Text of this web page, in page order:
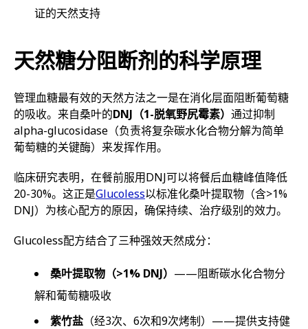
证的天然支持
天然糖分阻断剂的科学原理
管理血糖最有效的天然方法之一是在消化层面阻断葡萄糖
的吸收。来自桑叶的DNJ（1-脱氧野尻霉素） 通过抑制
alpha-glucosidase（负责将复杂碳水化合物分解为简单
葡萄糖的关键酶）来发挥作用。
临床研究表明，在餐前服用DNJ可以将餐后血糖峰值降低
20-30%。这正是Glucoless以标准化桑叶提取物（含>1%
DNJ）为核心配方的原因，确保持续、治疗级别的效力。
Glucoless配方结合了三种强效天然成分：
桑叶提取物（>1% DNJ） ——阻断碳水化合物分
解和葡萄糖吸收
紫竹盐 （经3次、6次和9次烤制）——提供支持健